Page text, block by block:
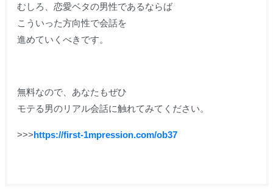
むしろ、恋愛ベタの男性であるならば
こういった方向性で会話を
進めていくべきです。
無料なので、あなたもぜひ
モテる男のリアル会話に触れてみてください。
>>>https://first-1mpression.com/ob37